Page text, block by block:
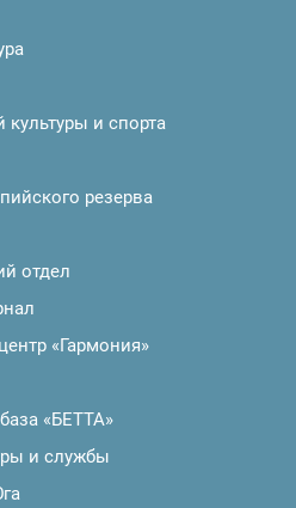
и спорта
резерва
отдел
«Гармония»
«БЕТТА»
и службы